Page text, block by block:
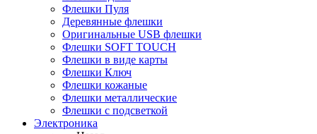
Флешки Пуля
Деревянные флешки
Оригинальные USB флешки
Флешки SOFT TOUCH
Флешки в виде карты
Флешки Ключ
Флешки кожаные
Флешки металлические
Флешки с подсветкой
Электроника